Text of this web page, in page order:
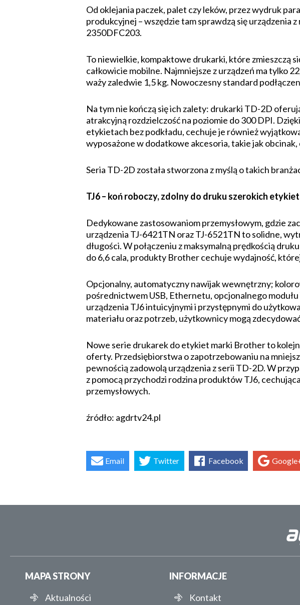
Od oklejania paczek, palet czy leków, przez wydruk
produkcyjnej – wszędzie tam sprawdzą się
2350DFC203.
To niewielkie, kompaktowe drukarki, które zmieszczą
całkowicie mobilne. Najmniejsze z urządzeń ma tylko
waży zaledwie 1,5 kg. Nowoczesny standard
Na tym nie kończą się ich zalety: drukarki TD-2D
atrakcyjną rozdzielczość na poziomie do 300 DPI.
etykietach bez podkładu, cechuje je również
wyposażone w dodatkowe akcesoria, takie jak
Seria TD-2D została stworzona z myślą o takich
TJ6 – koń roboczy, zdolny do druku szerokich
Dedykowane zastosowaniom przemysłowym, gdzie
urządzenia TJ-6421TN oraz TJ-6521TN to solidne,
długości. W połączeniu z maksymalną prędkością
do 6,6 cala, produkty Brother cechuje wydajność,
Opcjonalny, automatyczny nawijak wewnętrzny;
pośrednictwem USB, Ethernetu, opcjonalnego
urządzenia TJ6 intuicyjnymi i przystępnymi do
materiału oraz potrzeb, użytkownicy mogą
Nowe serie drukarek do etykiet marki Brother to
oferty. Przedsiębiorstwa o zapotrzebowaniu na
pewnością zadowolą urządzenia z serii TD-2D. W
z pomocą przychodzi rodzina produktów TJ6,
przemysłowych.
źródło: agdrtv24.pl
Email Twitter Facebook
MAPA STRONY
Aktualności
INFORMACJE
Kontakt